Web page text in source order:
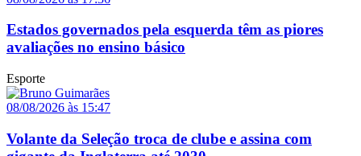
Estados governados pela esquerda têm as piores
avaliações no ensino básico
Esporte
08/08/2026 às 15:47
Volante da Seleção troca de clube e assina com